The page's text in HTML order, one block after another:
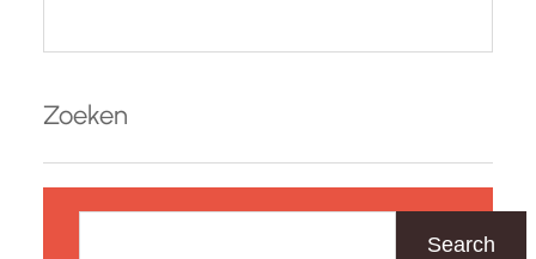
Zoeken
Search